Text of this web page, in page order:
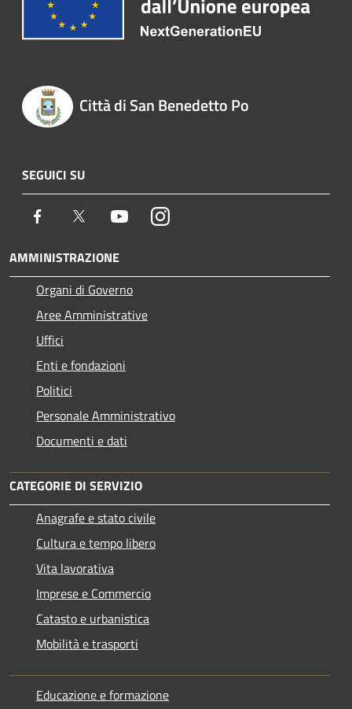
Città di San Benedetto Po
SEGUICI SU
Facebook Twitter YoutubeInstagram
AMMINISTRAZIONE
Organi di Governo
Aree Amministrative
Uffici
Enti e fondazioni
Politici
Personale Amministrativo
Documenti e dati
CATEGORIE DI SERVIZIO
Anagrafe e stato civile
Cultura e tempo libero
Vita lavorativa
Imprese e Commercio
Catasto e urbanistica
Mobilità e trasporti
Educazione e formazione